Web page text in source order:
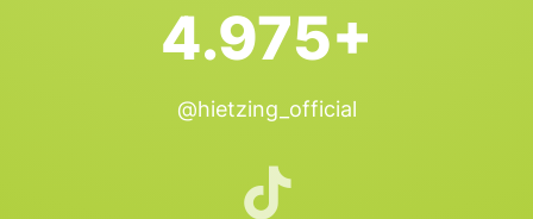
4.975+
@hietzing_official